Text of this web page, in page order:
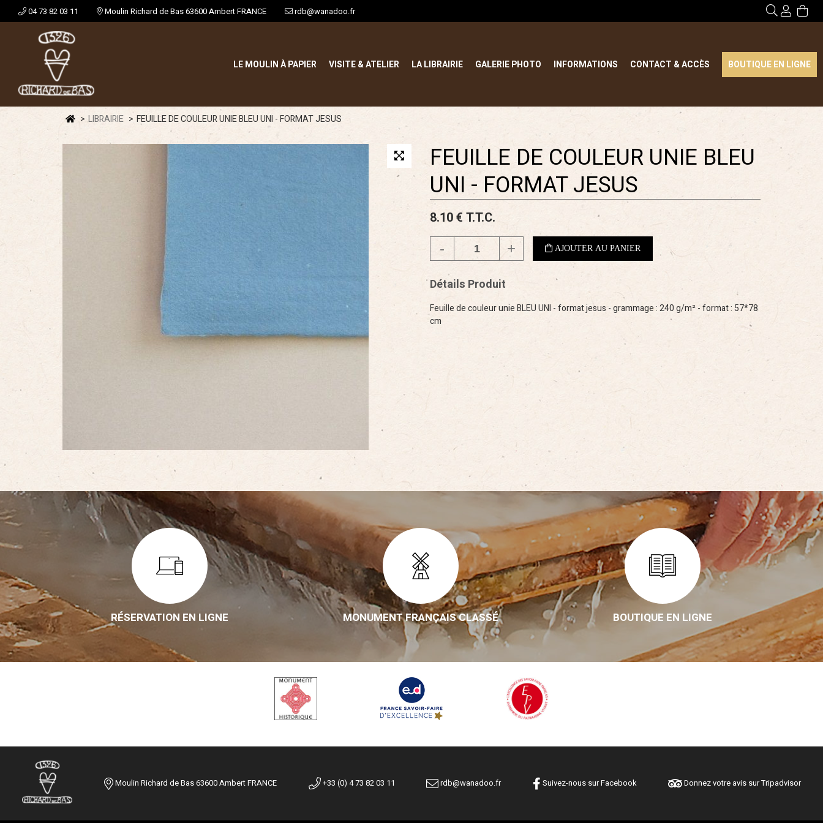
LE MOULIN À PAPIER VISITE & ATELIER LA LIBRAIRIE GALERIE PHOTO INFORMATIONS CONTACT & ACCÈS BOUTIQUE EN LIGNE
LIBRAIRIE FEUILLE DE COULEUR UNIE BLEU UNI - FORMAT JESUS
FEUILLE DE COULEUR UNIE BLEU
UNI - FORMAT JESUS
8.10€ T.T.C.
Détails Produit
Feuille de couleur unie BLEU UNI - format jesus - grammage : 240 g/m² - format : 57*78
cm
04 73 82 03 11 Moulin Richard de Bas 63600 Ambert FRANCE rdb@wanadoo.fr
RÉSERVATION EN LIGNE MONUMENT FRANÇAIS CLASSÉ BOUTIQUE EN LIGNE
Moulin Richard de Bas 63600 Ambert FRANCE +33 (0) 4 73 82 03 11 rdb@wanadoo.fr Suivez-nous sur Facebook Donnez votre avis sur Tripadvisor